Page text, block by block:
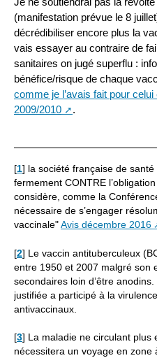
(manifestation prévue le 8
décrédibiliser encore plus la
vais essayer au contraire de
sanitaires on jugé superflu :
bénéfice/risque de chaque
comme je l’avais fait pour
2009/2010
.
[1] la société française de
fermement CONTRE
considère, comme la
nécessaire de s’engager
vaccinale" Avis décembre 2016
[2]
Le vaccin antituberculeux
entre 1950 et 2007 malgré son
secondaires loin d’être
justifiée a participé à la
antivaccinaux.
[3] La maladie ne circulant plus
nécessitera un voyage en